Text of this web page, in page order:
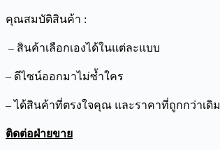
คุณสมบัติสินค้า :
– สินค้าเลือกเองได้ในแต่ละแบบ
– ดีไซน์ออกมาไม่ซ้ำใคร
– ได้สินค้าที่ตรงใจคุณ และราคาที่ถูกกว่าเดิม
ติดต่อฝ่ายขาย